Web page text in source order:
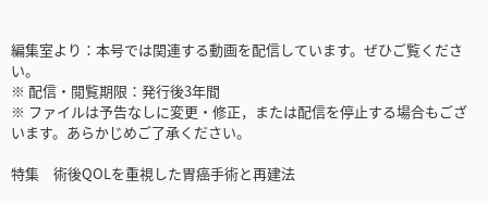
編集室より：本号では関連する動画を配信しています。ぜひご覧くださ
い。
※ 配信・閲覧期限：発行後3年間
※ ファイルは予告なしに変更・修正，または配信を停止する場合もござ
います。あらかじめご了承ください。
特集 術後QOLを重視した胃癌手術と再建法